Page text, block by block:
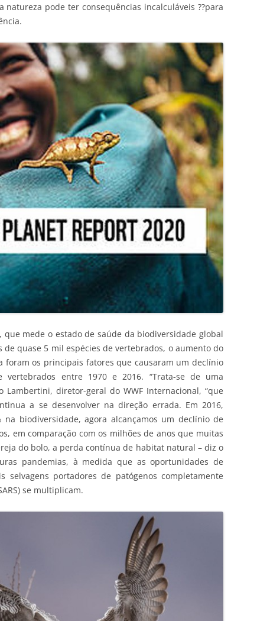
natureza pode ter consequências incalculáveis ??para
que mede o estado de saúde da biodiversidade global
quase 5 mil espécies de vertebrados, o aumento do
foram os principais fatores que causaram um declínio
entre 1970 e 2016. “Trata-se de uma
Lambertini, diretor-geral do WWF Internacional, “que
a se desenvolver na direção errada. Em 2016,
biodiversidade, agora alcançamos um declínio de
em comparação com os milhões de anos que muitas
do bolo, a perda contínua de habitat natural – diz o
pandemias, à medida que as oportunidades de
selvagens portadores de patógenos completamente
se multiplicam.